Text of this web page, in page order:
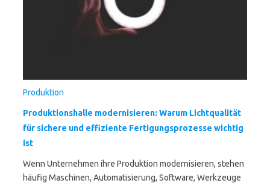
Produktion
Produktionshalle modernisieren: Warum Lichtqualität
für sichere und effiziente Fertigungsprozesse wichtig
ist
Wenn Unternehmen ihre Produktion modernisieren, stehen
häufig Maschinen, Automatisierung, Software, Werkzeuge